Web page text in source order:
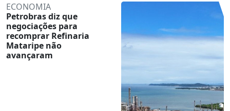
ECONOMIA
Petrobras diz que
negociações para
recomprar Refinaria
Mataripe não
avançaram